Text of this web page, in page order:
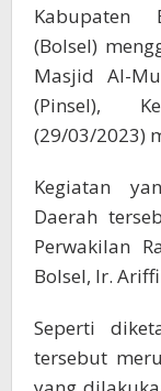
Kabupaten
(Bolsel)
Masjid Al-
(Pinsel),
(29/03/2023)
Kegiatan
Daerah
Perwakilan
Bolsel, Ir.
Seperti
tersebut